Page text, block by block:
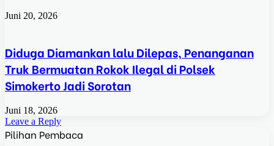
Juni 20, 2026
Diduga Diamankan lalu Dilepas, Penanganan
Truk Bermuatan Rokok Ilegal di Polsek
Simokerto Jadi Sorotan
Juni 18, 2026
Leave a Reply
Pilihan Pembaca